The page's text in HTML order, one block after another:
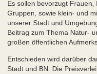
Es sollen bevorzugt
Gruppen, sowie klein- und
unserer Stadt und
Beitrag zum Thema Natur-
großen öffentlichen
Entschieden wird darüber
Stadt und BN. Die